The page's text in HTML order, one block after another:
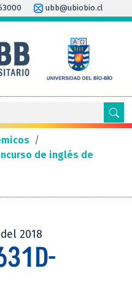
ubb@ubiobio.cl
/
de inglés de
2018